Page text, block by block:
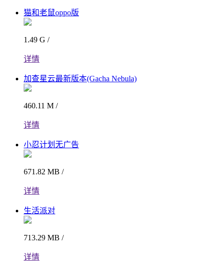
猫和老鼠oppo版
1.49 G /
详情
加查星云最新版本(Gacha Nebula)
460.11 M /
详情
小忍计划无广告
671.82 MB /
详情
生活派对
713.29 MB /
详情